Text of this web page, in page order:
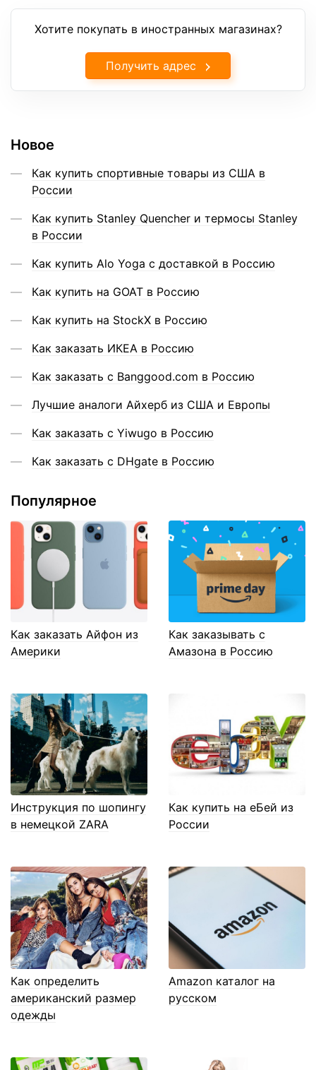
Хотите покупать в иностранных магазинах?
Получить адрес
Новое
Как купить спортивные товары из США в
России
Как купить Stanley Quencher и термосы Stanley
в России
Как купить Alo Yoga с доставкой в Россию
Как купить на GOAT в Россию
Как купить на StockX в Россию
Как заказать ИКЕА в Россию
Как заказать с Banggood.com в Россию
Лучшие аналоги Айхерб из США и Европы
Как заказать с Yiwugo в Россию
Как заказать с DHgate в Россию
Популярное
Как заказать Айфон из
Америки
Как заказывать с
Амазона в Россию
Инструкция по шопингу
в немецкой ZARA
Как купить на еБей из
России
Как определить
американский размер
одежды
Amazon каталог на
русском